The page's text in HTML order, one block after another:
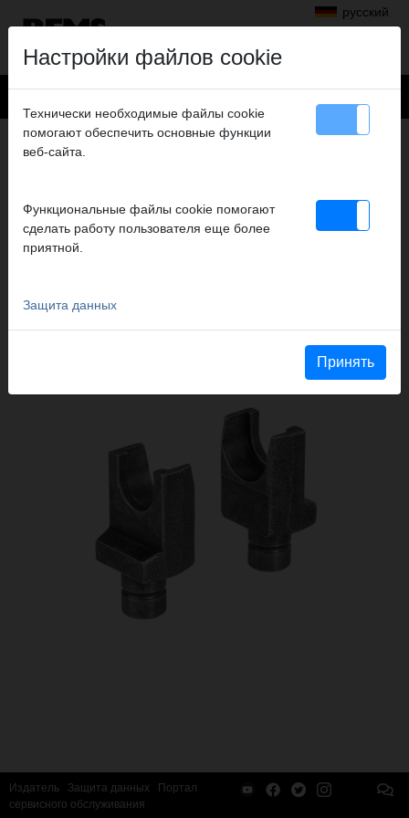
русский
Продукты> Аксиальная опрессовка> REMS пресс-головки
> Presskopf AT 20, 2er-Pack
№ арт. 573122
Für Druckhülsensystem aquatherm
Katalogauszüge
(PDF)
Выдержка из каталога REMS Ax-Press 25 22 V ACC (PDF)
Издатель Защита данных
Портал
сервисного обслуживания
Настройки файлов cookie
Технически необходимые файлы cookie
помогают обеспечить основные функции
веб-сайта.
Функциональные файлы cookie помогают
сделать работу пользователя еще более
приятной.
Защита данных
Принять